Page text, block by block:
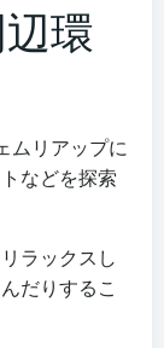
環
ムリアップに
などを探索
ラックスし
だりするこ